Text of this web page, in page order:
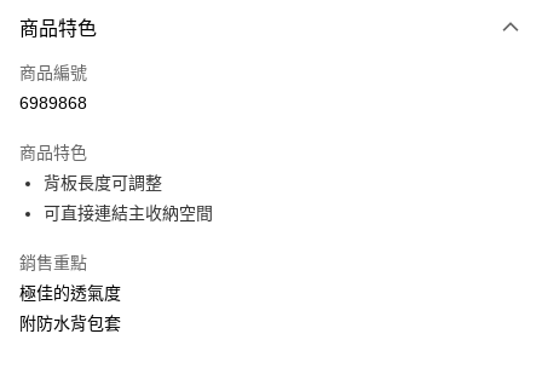
Apple Pay
街口支付
Google Pay
全盈+PAY
大哥付你分期
相關說明
1.本服務由台灣大哥大提供，台灣大哥大用戶可立即使用無須另外申請。
AFTEE先享後付
商品特色
商品編號
6989868
商品特色
背板長度可調整
可直接連結主收納空間
銷售重點
極佳的透氣度
附防水背包套